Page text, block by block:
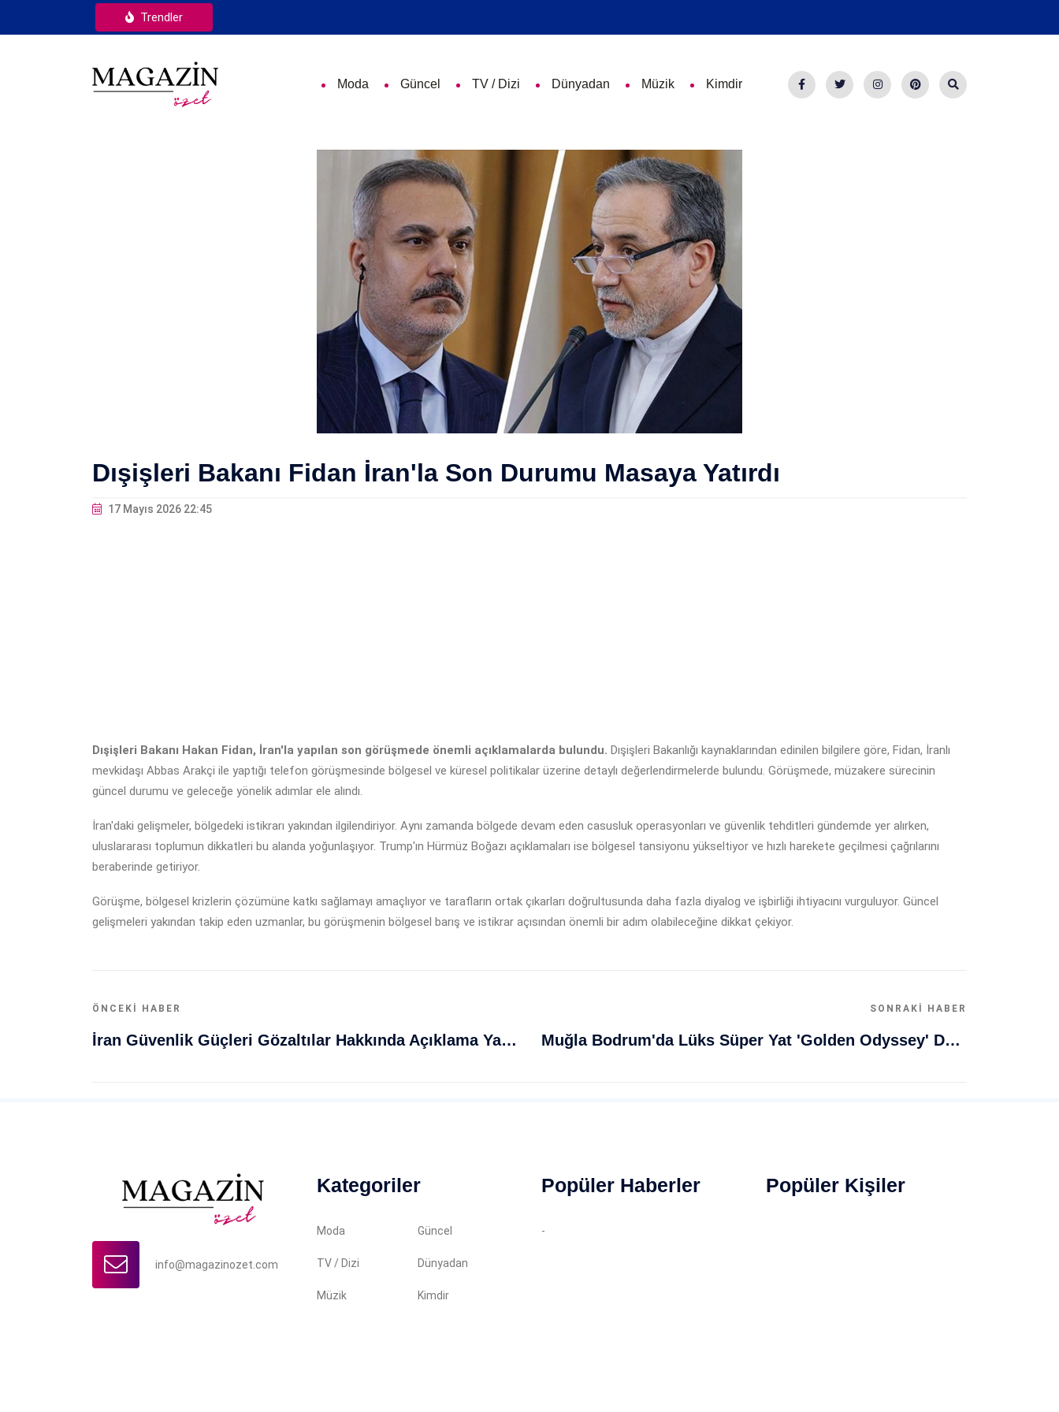
Trendler
Moda Güncel TV / Dizi Dünyadan Müzik Kimdir
Dışişleri Bakanı Fidan İran'la Son Durumu Masaya Yatırdı
17 Mayıs 2026 22:45
Dışişleri Bakanı Hakan Fidan, İran'la yapılan son görüşmede önemli açıklamalarda bulundu. Dışişleri Bakanlığı kaynaklarından edinilen bilgilere göre, Fidan, İranlı
mevkidaşı Abbas Arakçi ile yaptığı telefon görüşmesinde bölgesel ve küresel politikalar üzerine detaylı değerlendirmelerde bulundu. Görüşmede, müzakere sürecinin
güncel durumu ve geleceğe yönelik adımlar ele alındı.
İran'daki gelişmeler, bölgedeki istikrarı yakından ilgilendiriyor. Aynı zamanda bölgede devam eden casusluk operasyonları ve güvenlik tehditleri gündemde yer alırken,
uluslararası toplumun dikkatleri bu alanda yoğunlaşıyor. Trump'ın Hürmüz Boğazı açıklamaları ise bölgesel tansiyonu yükseltiyor ve hızlı harekete geçilmesi çağrılarını
beraberinde getiriyor.
Görüşme, bölgesel krizlerin çözümüne katkı sağlamayı amaçlıyor ve tarafların ortak çıkarları doğrultusunda daha fazla diyalog ve işbirliği ihtiyacını vurguluyor. Güncel
gelişmeleri yakından takip eden uzmanlar, bu görüşmenin bölgesel barış ve istikrar açısından önemli bir adım olabileceğine dikkat çekiyor.
ÖNCEKI HABER
İran Güvenlik Güçleri Gözaltılar Hakkında Açıklama Yaptı
SONRAKI HABER
Muğla Bodrum'da Lüks Süper Yat 'Golden Odyssey' Demirledi
info@magazinozet.com
Kategoriler
Moda Güncel
TV / Dizi Dünyadan
Müzik Kimdir
Popüler Haberler
-
Popüler Kişiler